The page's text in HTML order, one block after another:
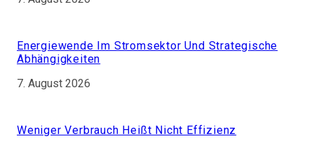
Energiewende Im Stromsektor Und Strategische
Abhängigkeiten
7. August 2026
Weniger Verbrauch Heißt Nicht Effizienz